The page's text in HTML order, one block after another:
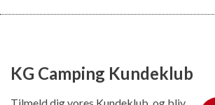
KG Camping Kundeklub